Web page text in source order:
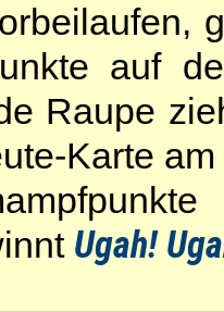
auf
Raupe
Karte
Ugah!